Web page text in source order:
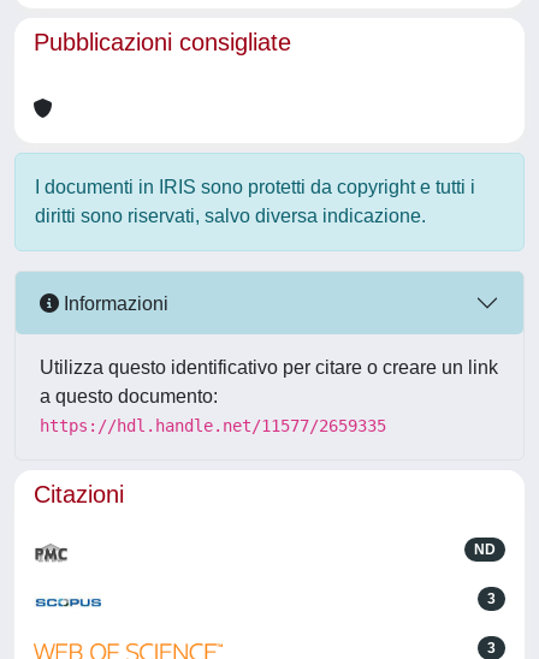
Pubblicazioni consigliate
I documenti in IRIS sono protetti da copyright e tutti i
diritti sono riservati, salvo diversa indicazione.
Informazioni
Utilizza questo identificativo per citare o creare un link
a questo documento:
https://hdl.handle.net/11577/2659335
Citazioni
ND
3
3